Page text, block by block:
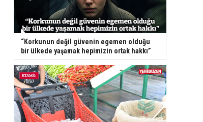
“Korkunun değil güvenin egemen olduğu
bir ülkede yaşamak hepimizin ortak hakkı”